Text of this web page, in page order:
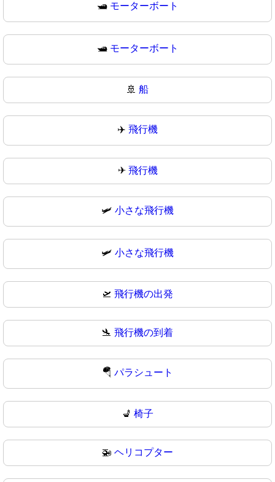
🛥️ モーターボート
🛥 モーターボート
🚢 船
✈️ 飛行機
✈ 飛行機
🛩️ 小さな飛行機
🛩 小さな飛行機
🛫 飛行機の出発
🛬 飛行機の到着
🪂 パラシュート
💺 椅子
🚁 ヘリコプター